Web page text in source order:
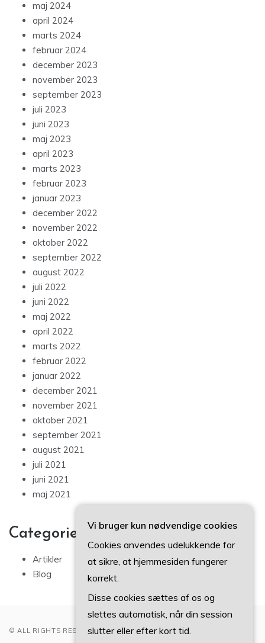
maj 2024
april 2024
marts 2024
februar 2024
december 2023
november 2023
september 2023
juli 2023
juni 2023
maj 2023
april 2023
marts 2023
februar 2023
januar 2023
december 2022
november 2022
oktober 2022
september 2022
august 2022
juli 2022
juni 2022
maj 2022
april 2022
marts 2022
februar 2022
januar 2022
december 2021
november 2021
oktober 2021
september 2021
august 2021
juli 2021
juni 2021
maj 2021
Categories
Artikler
Blog
© ALL RIGHTS RESERVED 2022
Vi bruger kun nødvendige cookies
Cookies anvendes udelukkende for
at sikre, at hjemmesiden fungerer
korrekt.
Disse cookies sættes af os og
slettes automatisk, når din session
slutter eller efter kort tid.